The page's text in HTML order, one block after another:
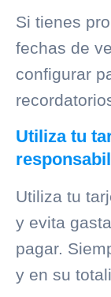
Si tienes
fechas de
configurar
Utiliza tu
Utiliza tu
y evita
pagar.
y en su